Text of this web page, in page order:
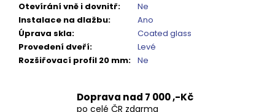
Otevírání vně i dovnitř:
Ne
Instalace na dlažbu:
Ano
Úprava skla:
Coated glass
Provedení dveří:
Levé
Rozšiřovací profil 20 mm: Ne
Doprava nad 7 000 ,-Kč
po celé ČR zdarma